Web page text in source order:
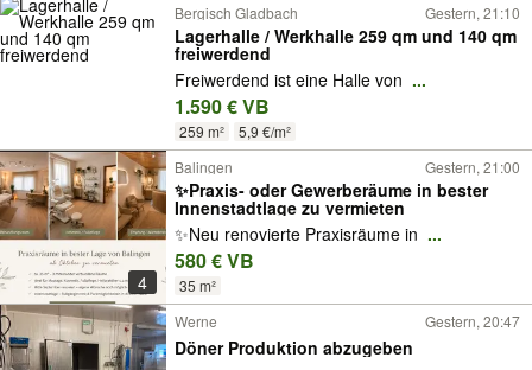
Bergisch Gladbach Gestern, 21:10
Lagerhalle / Werkhalle 259 qm und 140 qm
freiwerdend
Freiwerdend ist eine Halle von ...
1.590 € VB
259 m² 5,9 €/m²
4
Balingen Gestern, 21:00
✨Praxis- oder Gewerberäume in bester
Innenstadtlage zu vermieten
✨Neu renovierte Praxisräume in ...
580 € VB
35 m²
Werne
Gestern, 20:47
Döner Produktion abzugeben